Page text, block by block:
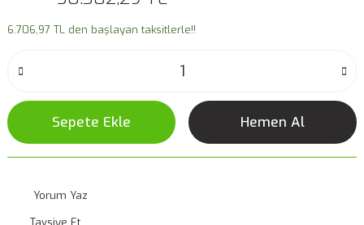
6.706,97 TL den başlayan taksitlerle!!
Sepete Ekle Hemen Al
Yorum Yaz
Tavsiye Et